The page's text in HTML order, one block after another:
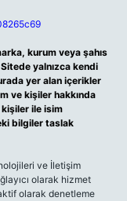
kurum veya şahıs
yalnızca kendi
yer alan içerikler
ve kişiler hakkında
kişiler ile isim
bilgiler taslak
ve İletişim
olarak hizmet
olarak denetleme